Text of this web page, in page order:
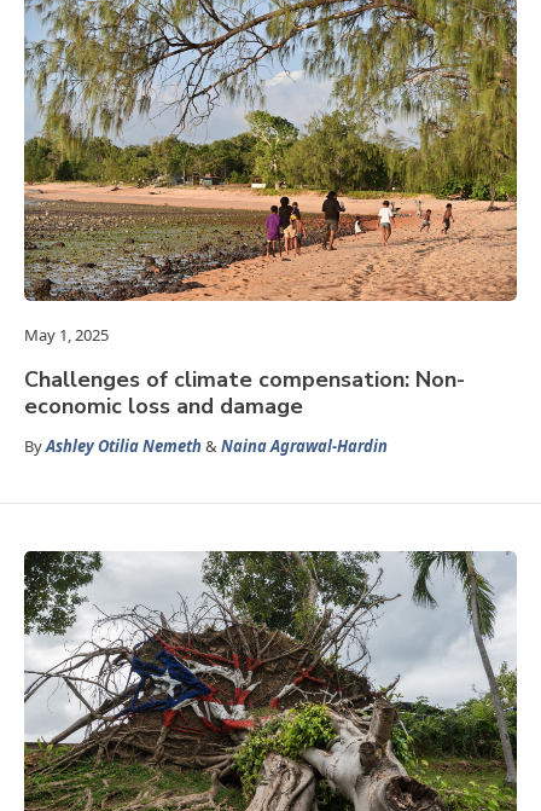
May 1, 2025
Challenges of climate compensation: Non-
economic loss and damage
ByAshley Otilia Nemeth&Naina Agrawal-Hardin